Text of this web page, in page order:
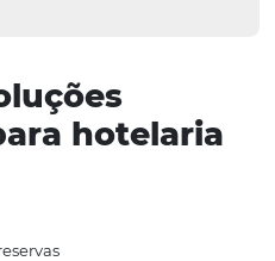
para